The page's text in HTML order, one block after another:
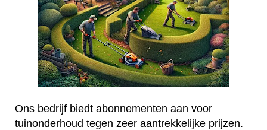
Ons bedrijf biedt abonnementen aan voor
tuinonderhoud tegen zeer aantrekkelijke prijzen.